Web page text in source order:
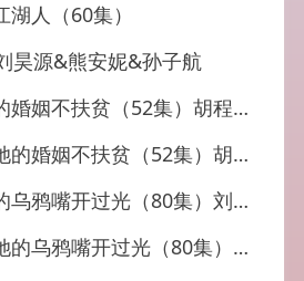
人（60集）
昊源&熊安妮&孙子航
不扶贫（52集）胡程耀&朱沐梵
姻不扶贫（52集）胡程耀&朱沐梵
嘴开过光（80集）刘彦凯&薛琪慧
嘴开过光（80集）刘彦凯&薛琪慧